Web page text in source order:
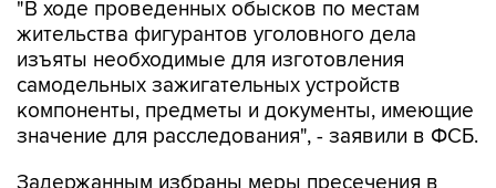
изъяты необходимые для изготовления
самодельных зажигательных устройств
компоненты, предметы и документы, имеющие
значение для расследования", - заявили в ФСБ.
Задержанным избраны меры пресечения в